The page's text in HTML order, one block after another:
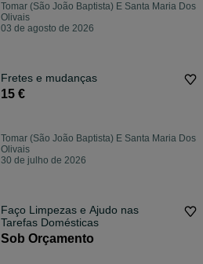
Tomar (São João Baptista) E Santa Maria Dos
Olivais
03 de agosto de 2026
Fretes e mudanças
15 €
Tomar (São João Baptista) E Santa Maria Dos
Olivais
30 de julho de 2026
Faço Limpezas e Ajudo nas
Tarefas Domésticas
Sob Orçamento